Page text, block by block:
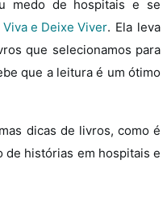
medo de hospitais e se
e Deixe Viver. Ela leva
que selecionamos para
que a leitura é um ótimo
dicas de livros, como é
de histórias em hospitais e